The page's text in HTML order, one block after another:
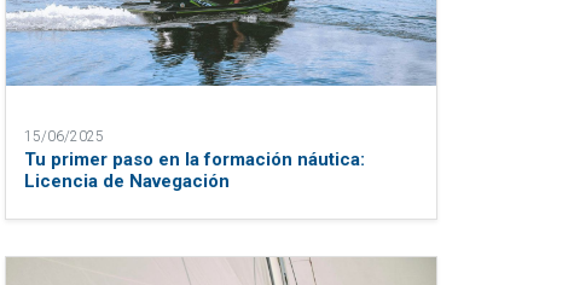
15/06/2025
Tu primer paso en la formación náutica:
Licencia de Navegación